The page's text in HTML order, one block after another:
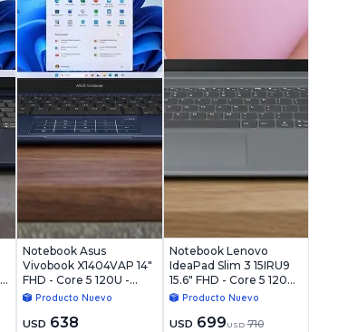
Notebook Asus
Vivobook X1404VAP 14"
FHD - Core 5 120U -
8GB - 256GB - Win11
Producto Nuevo
USD 638
Notebook Lenovo
IdeaPad Slim 3 15IRU9
15.6" FHD - Core 5 120U -
8GB - 256GB - Win11
Producto Nuevo
USD 699 USD 710